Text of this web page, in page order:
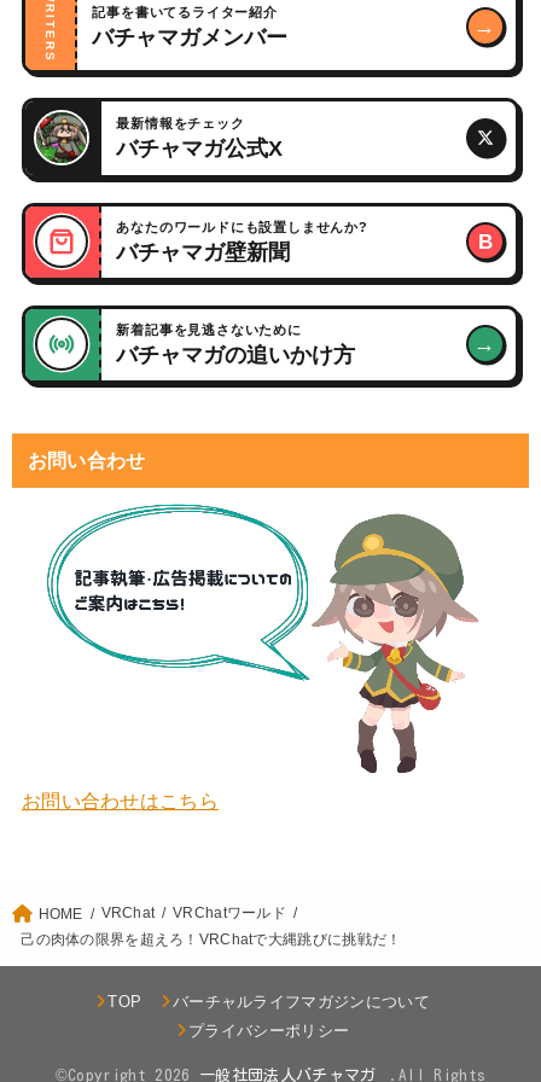
WRITERS 記事を書いてるライター紹介
バチャマガメンバー →
最新情報をチェック
バチャマガ公式X
あなたのワールドにも設置しませんか?
バチャマガ壁新聞 B
新着記事を見逃さないために
バチャマガの追いかけ方 →
お問い合わせ
お問い合わせはこちら
HOME VRChat
VRChatワールド
己の肉体の限界を超えろ！VRChatで大縄跳びに挑戦だ！
TOP
バーチャルライフマガジンについて
プライバシーポリシー
©Copyright 2026 .All Rights